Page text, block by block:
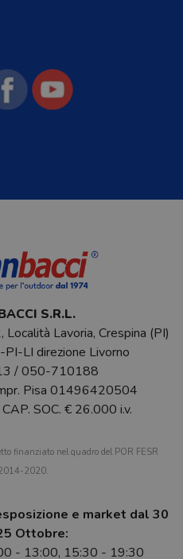
S.R.L.
Lavoria, Crespina (PI)
PI-LI direzione Livorno
/050-710188
Pisa 01496420504
SOC. € 26.000 i.v.
finanziato nel quadro del POR FESR
2020.
e market dal 30
Ottobre:
- 13:00, 15:30 - 19:30